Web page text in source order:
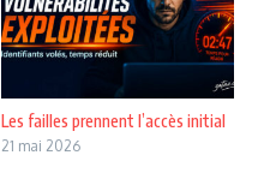
Les failles prennent l’accès initial
21 mai 2026